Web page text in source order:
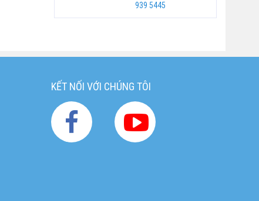
939 5445
KẾT NỐI VỚI CHÚNG TÔI